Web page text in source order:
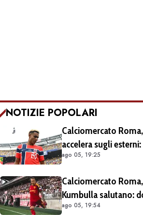
NOTIZIE POPOLARI
Calciomercato
accelera sugli
obiettivi
ago 05, 19:25
Calciomercato
Kumbulla salutano:
Spagna
ago 05, 19:54